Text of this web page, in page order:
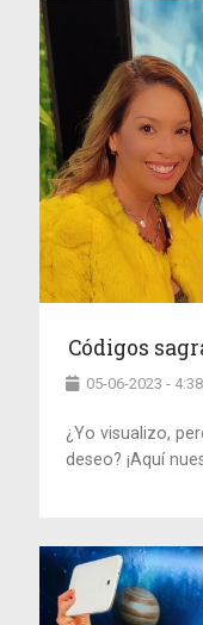
Códigos
05-06-2023 -
¿Yo visualizo,
deseo? ¡Aquí